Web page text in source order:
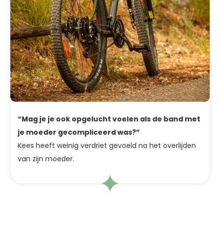
“Mag je je ook opgelucht voelen als de band met
je moeder gecompliceerd was?”
Kees heeft weinig verdriet gevoeld na het overlijden
van zijn moeder.